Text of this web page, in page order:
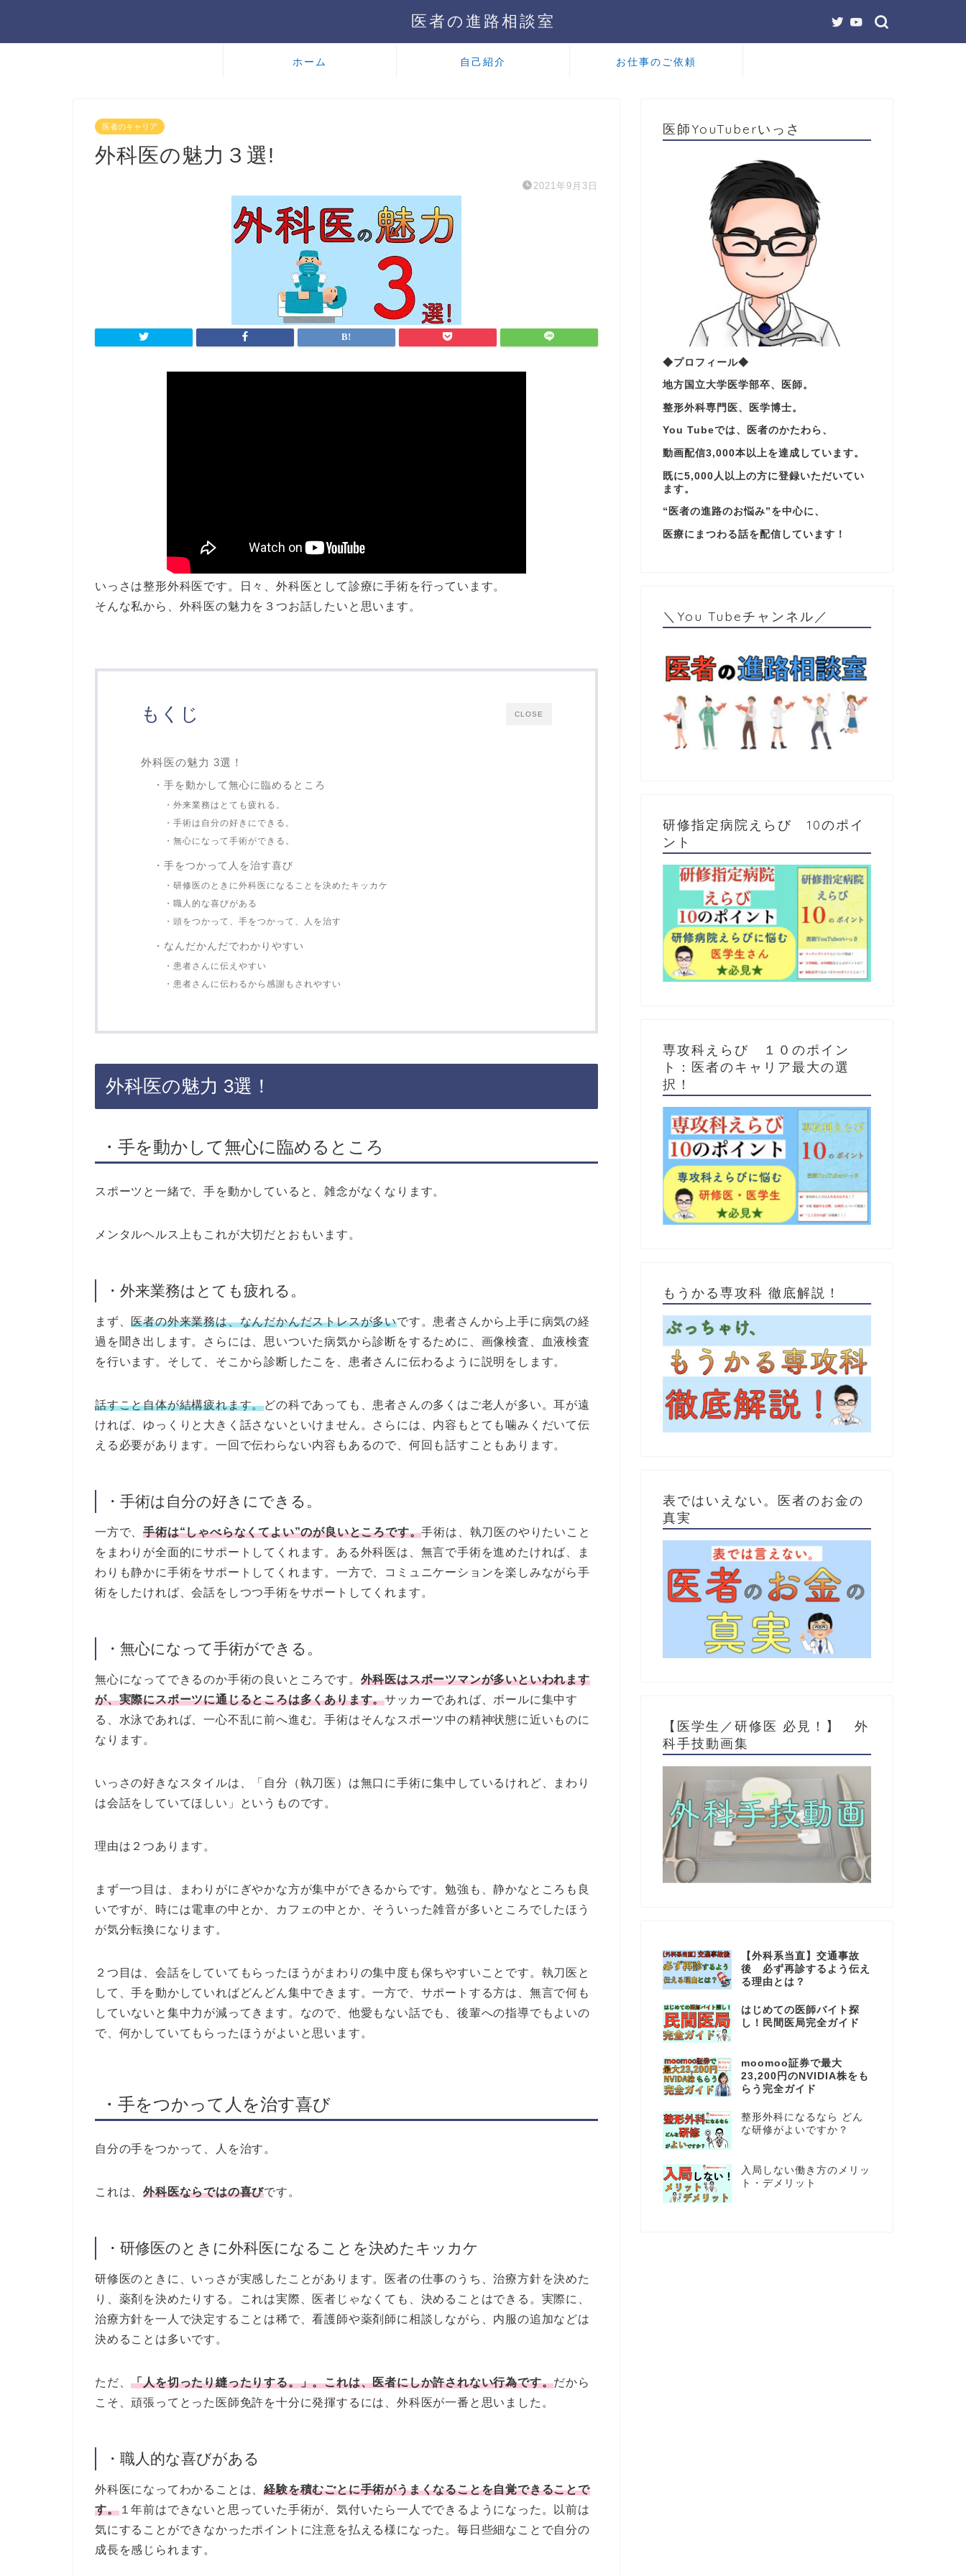
医者の進路相談室
ホーム 自己紹介 お仕事のご依頼
医者のキャリア
外科医の魅力３選!
2021年9月3日
いっさは整形外科医です。日々、外科医として診療に手術を行っています。
そんな私から、外科医の魅力を３つお話したいと思います。
CLOSE
もくじ
外科医の魅力 3選！
・手を動かして無心に臨めるところ
・外来業務はとても疲れる。
・手術は自分の好きにできる。
・無心になって手術ができる。
・手をつかって人を治す喜び
・研修医のときに外科医になることを決めたキッカケ
・職人的な喜びがある
・頭をつかって、手をつかって、人を治す
・なんだかんだでわかりやすい
・患者さんに伝えやすい
・患者さんに伝わるから感謝もされやすい
外科医の魅力 3選！
・手を動かして無心に臨めるところ
スポーツと一緒で、手を動かしていると、雑念がなくなります。
メンタルヘルス上もこれが大切だとおもいます。
・外来業務はとても疲れる。
まず、医者の外来業務は、なんだかんだストレスが多いです。患者さんから上手に病気の経
過を聞き出します。さらには、思いついた病気から診断をするために、画像検査、血液検査
を行います。そして、そこから診断したこを、患者さんに伝わるように説明をします。
話すこと自体が結構疲れます。どの科であっても、患者さんの多くはご老人が多い。耳が遠
ければ、ゆっくりと大きく話さないといけません。さらには、内容もとても噛みくだいて伝
える必要があります。一回で伝わらない内容もあるので、何回も話すこともあります。
・手術は自分の好きにできる。
一方で、手術は“しゃべらなくてよい”のが良いところです。手術は、執刀医のやりたいこと
をまわりが全面的にサポートしてくれます。ある外科医は、無言で手術を進めたければ、ま
わりも静かに手術をサポートしてくれます。一方で、コミュニケーションを楽しみながら手
術をしたければ、会話をしつつ手術をサポートしてくれます。
・無心になって手術ができる。
無心になってできるのか手術の良いところです。 外科医はスポーツマンが多いといわれます
が、実際にスポーツに通じるところは多くあります。サッカーであれば、ボールに集中す
る、水泳であれば、一心不乱に前へ進む。手術はそんなスポーツ中の精神状態に近いものに
なります。
いっさの好きなスタイルは、「自分（執刀医）は無口に手術に集中しているけれど、まわり
は会話をしていてほしい」というものです。
理由は２つあります。
まず一つ目は、まわりがにぎやかな方が集中ができるからです。勉強も、静かなところも良
いですが、時には電車の中とか、カフェの中とか、そういった雑音が多いところでしたほう
が気分転換になります。
２つ目は、会話をしていてもらったほうがまわりの集中度も保ちやすいことです。執刀医と
して、手を動かしていればどんどん集中できます。一方で、サポートする方は、無言で何も
していないと集中力が減ってきます。なので、他愛もない話でも、後輩への指導でもよいの
で、何かしていてもらったほうがよいと思います。
・手をつかって人を治す喜び
自分の手をつかって、人を治す。
これは、外科医ならではの喜びです。
・研修医のときに外科医になることを決めたキッカケ
研修医のときに、いっさが実感したことがあります。医者の仕事のうち、治療方針を決めた
り、薬剤を決めたりする。これは実際、医者じゃなくても、決めることはできる。実際に、
治療方針を一人で決定することは稀で、看護師や薬剤師に相談しながら、内服の追加などは
決めることは多いです。
ただ、「人を切ったり縫ったりする。」。これは、医者にしか許されない行為です。だから
こそ、頑張ってとった医師免許を十分に発揮するには、外科医が一番と思いました。
・職人的な喜びがある
外科医になってわかることは、経験を積むごとに手術がうまくなることを自覚できることで
す。１年前はできないと思っていた手術が、気付いたら一人でできるようになった。以前は
気にすることができなかったポイントに注意を払える様になった。毎日些細なことで自分の
成長を感じられます。
医師YouTuberいっさ
◆プロフィール◆
地方国立大学医学部卒、医師。
整形外科専門医、医学博士。
You Tubeでは、医者のかたわら、
動画配信3,000本以上を達成しています。
既に5,000人以上の方に登録いただいてい
ます。
“医者の進路のお悩み”を中心に、
医療にまつわる話を配信しています！
＼You Tubeチャンネル／
研修指定病院えらび 10のポイ
ント
専攻科えらび １０のポイン
ト：医者のキャリア最大の選
択！
もうかる専攻科 徹底解説！
表ではいえない。医者のお金の
真実
【医学生／研修医 必見！】 外
科手技動画集
【外科系当直】交通事故
後 必ず再診するよう伝え
る理由とは？
はじめての医師バイト探
し！民間医局完全ガイド
moomoo証券で最大
23,200円のNVIDIA株をも
らう完全ガイド
整形外科になるなら どん
な研修がよいですか？
入局しない働き方のメリッ
ト・デメリット